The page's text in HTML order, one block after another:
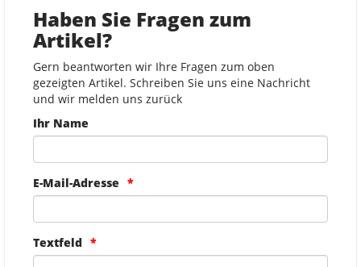
Haben Sie Fragen zum
Artikel?
Gern beantworten wir Ihre Fragen zum oben
gezeigten Artikel. Schreiben Sie uns eine Nachricht
und wir melden uns zurück
Ihr Name
E-Mail-Adresse
Textfeld